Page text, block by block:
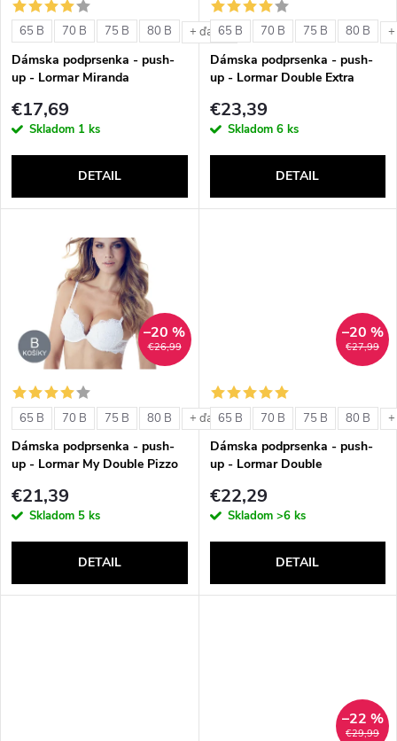
e
p
r
d
t
o
v
s
p
r
o
d
t
o
v
65 B 70 B 75 B 80 B + ďalšie
Dámska podprsenka - push-
up - Lormar Miranda
€17,69
Skladom 1 ks
DETAIL
65 B 70 B 75 B 80 B
Dámska podprsenka - push-
up - Lormar Double Extra
€23,39
Skladom 6 ks
DETAIL
€26,99
–20 %
65 B 70 B 75 B 80 B + ďalšie
Dámska podprsenka - push-
up - Lormar My Double Pizzo
€21,39
Skladom 5 ks
DETAIL
€27,99
–20 %
65 B 70 B 75 B 80 B
Dámska podprsenka - push-
up - Lormar Double
€22,29
Skladom >6 ks
DETAIL
€29,99
–22 %